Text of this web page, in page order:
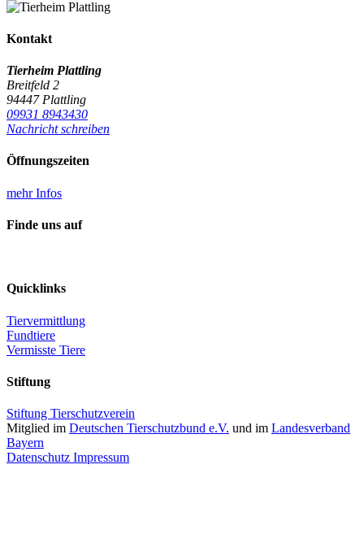
Kontakt
Tierheim Plattling
Breitfeld 2
94447 Plattling
09931 8943430
Nachricht schreiben
Öffnungszeiten
mehr Infos
Finde uns auf
Quicklinks
Tiervermittlung
Fundtiere
Vermisste Tiere
Stiftung
Stiftung Tierschutzverein
Mitglied im Deutschen Tierschutzbund e.V. und im Landesverband
Bayern
Datenschutz Impressum